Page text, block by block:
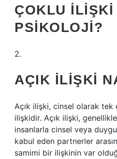
ÇOKLU ILIŞKI
PSIKOLOJI?
2.
AÇIK ILIŞKI
Açık ilişki, cinsel olarak
ilişkidir. Açık ilişki,
insanlarla cinsel veya
kabul eden partnerler
samimi bir ilişkinin var